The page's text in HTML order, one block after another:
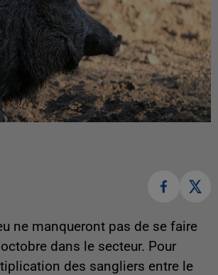
ne manqueront pas de se faire
dans le secteur. Pour
des sangliers entre le